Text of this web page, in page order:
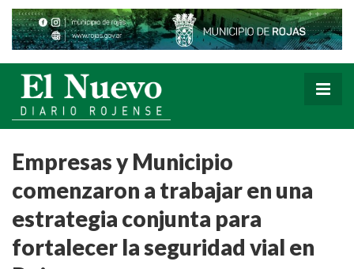
Empresas y Municipio
comenzaron a trabajar en una
estrategia conjunta para
fortalecer la seguridad vial en